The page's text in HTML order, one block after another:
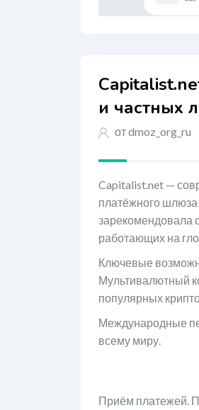
и частных
от dmoz_org_ru
Capitalist.net —
платёжного шлюза
зарекомендовала
работающих на
Ключевые
Мультивалютный
популярных
Международные
всему миру.
Приём платежей.